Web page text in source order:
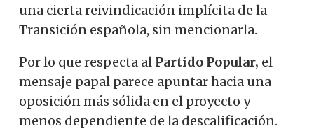
una cierta reivindicación implícita de la
Transición española, sin mencionarla.
Por lo que respecta al Partido Popular, el
mensaje papal parece apuntar hacia una
oposición más sólida en el proyecto y
menos dependiente de la descalificación.